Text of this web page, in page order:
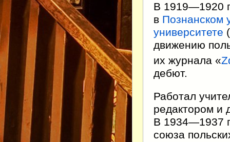
В 1919—1920
в Познанском
университете (
движению
их журнала «
дебют.
Работал
редактором и
В 1934—1937
союза